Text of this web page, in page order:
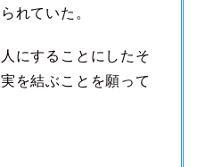
れていた。
にすることにしたそ
を結ぶことを願って